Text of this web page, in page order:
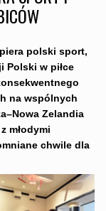
polski sport,
Polski w piłce
na wspólnych
Zelandia
młodymi
chwile dla